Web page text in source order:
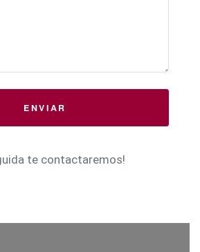
ENVIAR
te contactaremos!